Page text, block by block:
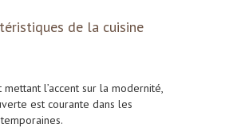
de la cuisine
mettant l’accent sur la modernité,
est courante dans les